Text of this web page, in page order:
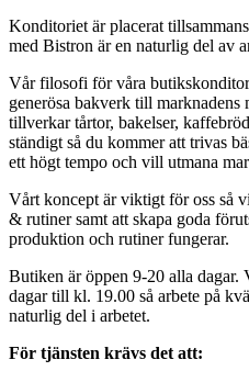
Konditoriet är placerat
med Bistron är en naturlig del av
Vår filosofi för våra
generösa bakverk till
tillverkar tårtor, bakelser,
ständigt så du kommer att trivas
ett högt tempo och vill utmana
Vårt koncept är viktigt för oss så
& rutiner samt att skapa goda
produktion och rutiner fungerar.
Butiken är öppen 9-20 alla dagar.
dagar till kl. 19.00 så arbete på
naturlig del i arbetet.
För tjänsten krävs det att: